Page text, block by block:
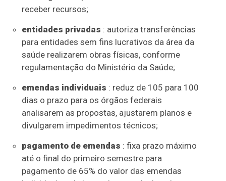
receber recursos;
entidades privadas : autoriza transferências
para entidades sem fins lucrativos da área da
saúde realizarem obras físicas, conforme
regulamentação do Ministério da Saúde;
emendas individuais : reduz de 105 para 100
dias o prazo para os órgãos federais
analisarem as propostas, ajustarem planos e
divulgarem impedimentos técnicos;
pagamento de emendas : fixa prazo máximo
até o final do primeiro semestre para
pagamento de 65% do valor das emendas